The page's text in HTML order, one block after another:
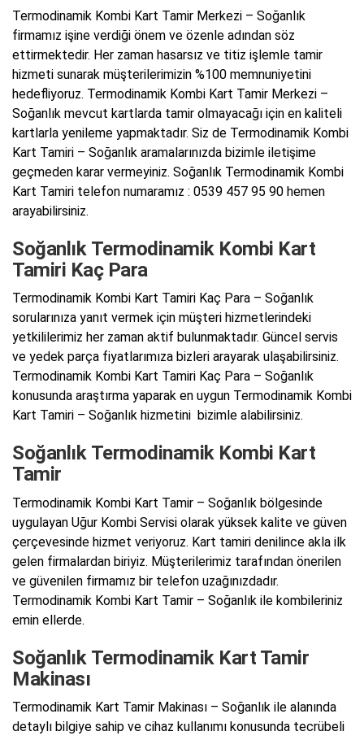
Termodinamik Kombi Kart Tamir Merkezi – Soğanlık
firmamız işine verdiği önem ve özenle adından söz
ettirmektedir. Her zaman hasarsız ve titiz işlemle tamir
hizmeti sunarak müşterilerimizin %100 memnuniyetini
hedefliyoruz. Termodinamik Kombi Kart Tamir Merkezi –
Soğanlık mevcut kartlarda tamir olmayacağı için en kaliteli
kartlarla yenileme yapmaktadır. Siz de Termodinamik Kombi
Kart Tamiri – Soğanlık aramalarınızda bizimle iletişime
geçmeden karar vermeyiniz. Soğanlık Termodinamik Kombi
Kart Tamiri telefon numaramız : 0539 457 95 90 hemen
arayabilirsiniz.
Soğanlık Termodinamik Kombi Kart
Tamiri Kaç Para
Termodinamik Kombi Kart Tamiri Kaç Para – Soğanlık
sorularınıza yanıt vermek için müşteri hizmetlerindeki
yetkililerimiz her zaman aktif bulunmaktadır. Güncel servis
ve yedek parça fiyatlarımıza bizleri arayarak ulaşabilirsiniz.
Termodinamik Kombi Kart Tamiri Kaç Para – Soğanlık
konusunda araştırma yaparak en uygun Termodinamik Kombi
Kart Tamiri – Soğanlık hizmetini bizimle alabilirsiniz.
Soğanlık Termodinamik Kombi Kart
Tamir
Termodinamik Kombi Kart Tamir – Soğanlık bölgesinde
uygulayan Uğur Kombi Servisi olarak yüksek kalite ve güven
çerçevesinde hizmet veriyoruz. Kart tamiri denilince akla ilk
gelen firmalardan biriyiz. Müşterilerimiz tarafından önerilen
ve güvenilen firmamız bir telefon uzağınızdadır.
Termodinamik Kombi Kart Tamir – Soğanlık ile kombileriniz
emin ellerde.
Soğanlık Termodinamik Kart Tamir
Makinası
Termodinamik Kart Tamir Makinası – Soğanlık ile alanında
detaylı bilgiye sahip ve cihaz kullanımı konusunda tecrübeli